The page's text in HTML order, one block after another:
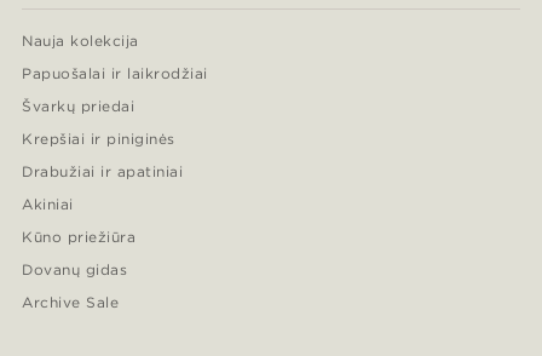
Nauja kolekcija
Papuošalai ir laikrodžiai
Švarkų priedai
Krepšiai ir piniginės
Drabužiai ir apatiniai
Akiniai
Kūno priežiūra
Dovanų gidas
Archive Sale